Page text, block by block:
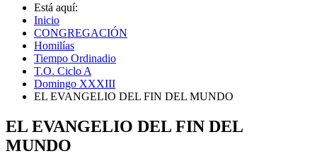
Está aquí:
Inicio
CONGREGACIÓN
Homilías
Tiempo Ordinadio
T.O. Ciclo A
Domingo XXXIII
EL EVANGELIO DEL FIN DEL MUNDO
EL EVANGELIO DEL FIN DEL
MUNDO